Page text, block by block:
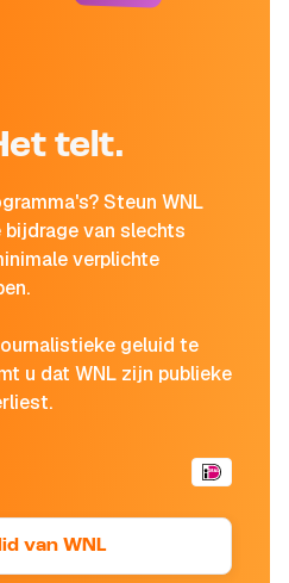
telt.
Steun WNL
van slechts
verplichte
geluid te
u dat WNL zijn publieke
van WNL